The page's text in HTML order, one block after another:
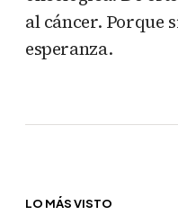
al cáncer. Porque
esperanza.
LO MÁS VISTO